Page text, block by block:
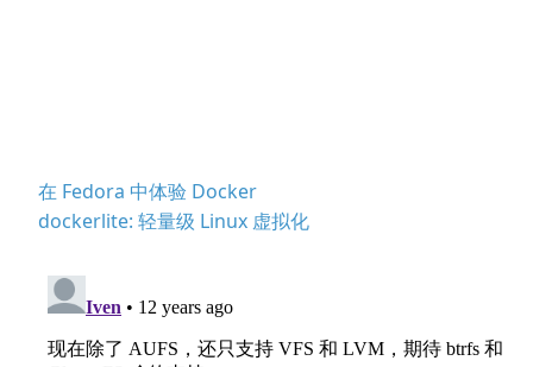
在 Fedora 中体验 Docker
dockerlite: 轻量级 Linux 虚拟化